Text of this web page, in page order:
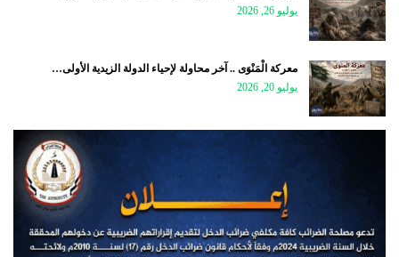
يوليو 26, 2026
معركة الْمَنْوَى .. آخر محاولة لإحياء الدولة الزيدية الأولى…
يوليو 20, 2026